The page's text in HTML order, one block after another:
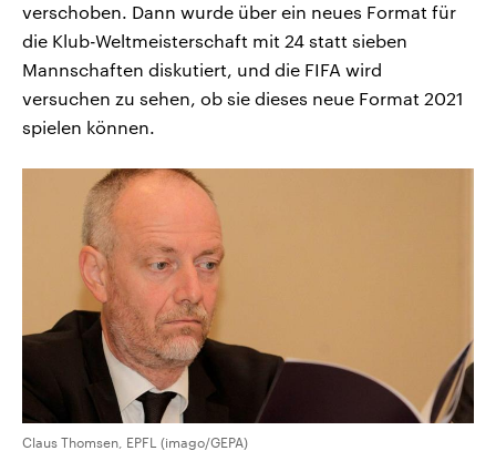
verschoben. Dann wurde über ein neues Format für
die Klub-Weltmeisterschaft mit 24 statt sieben
Mannschaften diskutiert, und die FIFA wird
versuchen zu sehen, ob sie dieses neue Format 2021
spielen können.
Claus Thomsen, EPFL (imago/GEPA)